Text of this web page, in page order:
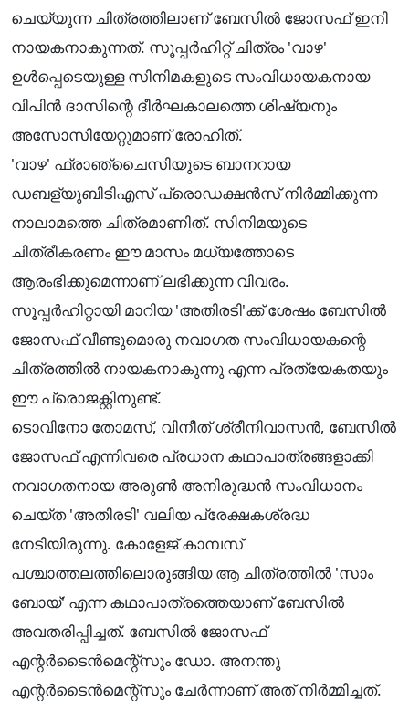
ചെയ്യുന്ന ചിത്രത്തിലാണ് ബേസിൽ ജോസഫ് ഇനി
നായകനാകുന്നത്. സൂപ്പർഹിറ്റ് ചിത്രം 'വാഴ'
ഉൾപ്പെടെയുള്ള സിനിമകളുടെ സംവിധായകനായ
വിപിൻ ദാസിന്റെ ദീർഘകാലത്തെ ശിഷ്യനും
അസോസിയേറ്റുമാണ് രോഹിത്.
​'വാഴ' ഫ്രാഞ്ചൈസിയുടെ ബാനറായ
ഡബള്യുബിടിഎസ് പ്രൊഡക്ഷൻസ് നിർമ്മിക്കുന്ന
നാലാമത്തെ ചിത്രമാണിത്. സിനിമയുടെ
ചിത്രീകരണം ഈ മാസം മധ്യത്തോടെ
ആരംഭിക്കുമെന്നാണ് ലഭിക്കുന്ന വിവരം.
സൂപ്പർഹിറ്റായി മാറിയ 'അതിരടി'ക്ക് ശേഷം ബേസിൽ
ജോസഫ് വീണ്ടുമൊരു നവാഗത സംവിധായകന്റെ
ചിത്രത്തിൽ നായകനാകുന്നു എന്ന പ്രത്യേകതയും
ഈ പ്രൊജക്റ്റിനുണ്ട്.
​ടൊവിനോ തോമസ്, വിനീത് ശ്രീനിവാസൻ, ബേസിൽ
ജോസഫ് എന്നിവരെ പ്രധാന കഥാപാത്രങ്ങളാക്കി
നവാഗതനായ അരുൺ അനിരുദ്ധൻ സംവിധാനം
ചെയ്ത 'അതിരടി' വലിയ പ്രേക്ഷകശ്രദ്ധ
നേടിയിരുന്നു. കോളേജ് കാമ്പസ്
പശ്ചാത്തലത്തിലൊരുങ്ങിയ ആ ചിത്രത്തിൽ 'സാം
ബോയ്' എന്ന കഥാപാത്രത്തെയാണ് ബേസിൽ
അവതരിപ്പിച്ചത്. ബേസിൽ ജോസഫ്
എന്റർടൈൻമെന്റ്സും ഡോ. അനന്തു
എന്റർടൈൻമെന്റ്സും ചേർന്നാണ് അത് നിർമ്മിച്ചത്.